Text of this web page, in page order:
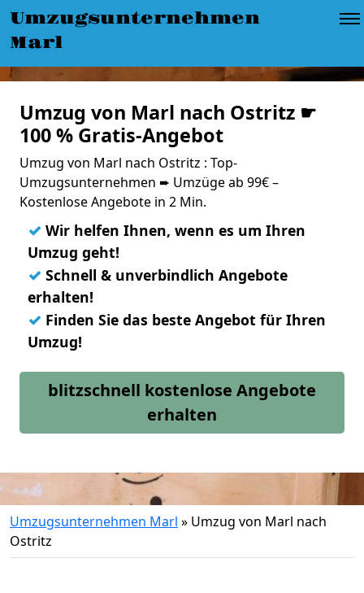
Umzugsunternehmen
Marl
Umzug von Marl nach Ostritz ☛
100 % Gratis-Angebot
Umzug von Marl nach Ostritz : Top-
Umzugsunternehmen ➨ Umzüge ab 99€ –
Kostenlose Angebote in 2 Min.
✓ Wir helfen Ihnen, wenn es um Ihren
Umzug geht!
✓ Schnell & unverbindlich Angebote
erhalten!
✓ Finden Sie das beste Angebot für Ihren
Umzug!
blitzschnell kostenlose Angebote
erhalten
Umzugsunternehmen Marl » Umzug von Marl nach
Ostritz